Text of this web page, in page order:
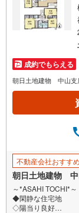
イ
ペ
ー
す
る
成約でもらえる
朝日土地建物 中山
不動産会社おすす
朝日土地建物
～*ASAHI TOCHI*～
◆閑静な住宅地
◇陽当り良好